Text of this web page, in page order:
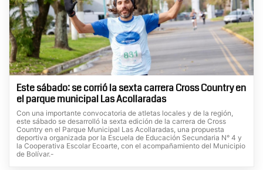
Este sábado: se corrió la sexta carrera Cross Country en
el parque municipal Las Acollaradas
Con una importante convocatoria de atletas locales y de la región,
este sábado se desarrolló la sexta edición de la carrera de Cross
Country en el Parque Municipal Las Acollaradas, una propuesta
deportiva organizada por la Escuela de Educación Secundaria N° 4 y
la Cooperativa Escolar Ecoarte, con el acompañamiento del Municipio
de Bolívar.-